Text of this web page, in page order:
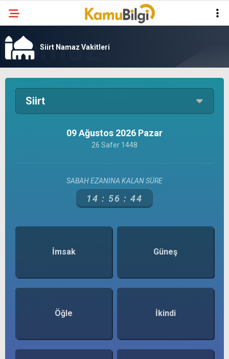
Siirt Namaz Vakitleri
Siirt
09 Ağustos 2026 Pazar
26 Safer 1448
SABAH EZANINA KALAN SÜRE
14 : 56 : 44
İmsak Güneş
Öğle İkindi